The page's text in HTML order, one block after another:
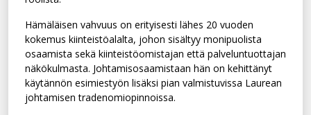
Hämäläisen vahvuus on erityisesti lähes 20 vuoden
kokemus kiinteistöalalta, johon sisältyy monipuolista
osaamista sekä kiinteistöomistajan että palveluntuottajan
näkökulmasta. Johtamisosaamistaan hän on kehittänyt
käytännön esimiestyön lisäksi pian valmistuvissa Laurean
johtamisen tradenomiopinnoissa.